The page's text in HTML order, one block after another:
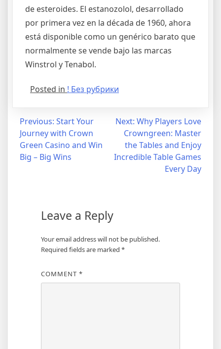
de esteroides. El estanozolol, desarrollado
por primera vez en la década de 1960, ahora
está disponible como un genérico barato que
normalmente se vende bajo las marcas
Winstrol y Tenabol.
Posted in ! Без рубрики
Post
navigation
Previous: Start Your
Journey with Crown
Green Casino and Win
Big – Big Wins
Next: Why Players Love
Crowngreen: Master
the Tables and Enjoy
Incredible Table Games
Every Day
Leave a Reply
Your email address will not be published.
Required fields are marked *
COMMENT *